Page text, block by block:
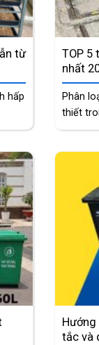
từ
hấp
TOP 5
nhất
Phân
thiết
tắc và